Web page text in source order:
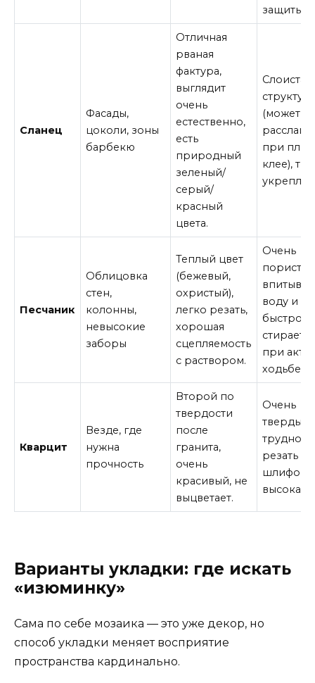
защиты.
Сланец
Фасады,
цоколи, зоны
барбекю
Отличная
рваная
фактура,
выглядит
очень
естественно,
есть
природный
зеленый/
серый/
красный
цвета.
Слоистая
(может
при
клее),
Песчаник
Облицовка
стен,
колонны,
невысокие
заборы
Теплый цвет
(бежевый,
охристый),
легко резать,
хорошая
сцепляемость
с раствором.
Очень
воду и
быстро
при
ходьбе.
Кварцит
Везде, где
нужна
прочность
Второй по
твердости
после
гранита,
очень
красивый, не
выцветает.
Очень
твердый,
трудно
резать и
высокая
Варианты укладки: где искать
«изюминку»
Сама по себе мозаика — это уже декор, но
способ укладки меняет восприятие
пространства кардинально.